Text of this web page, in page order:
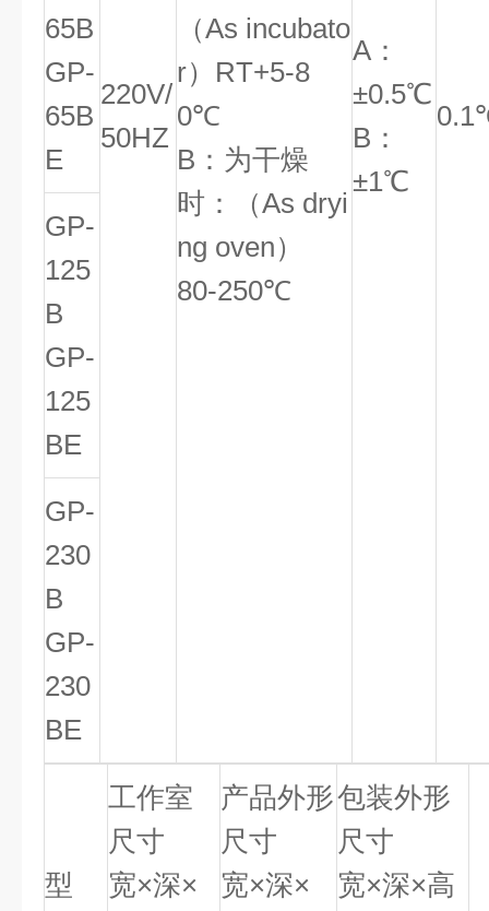
220V/
50HZ
（As incubato
r）RT+5-8
0℃
B：为干燥
时：（As dryi
ng oven）
80-250℃
A：
±0.5℃
B：
±1℃
65B
GP-
65B
E
GP-
125
B
GP-
125
BE
GP-
230
B
GP-
230
BE
型
工作室
尺寸
宽×深×
产品外形
尺寸
宽×深×
包装外形
尺寸
宽×深×高